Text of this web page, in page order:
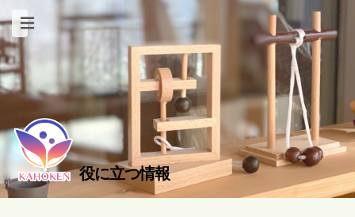
役に立つ情報